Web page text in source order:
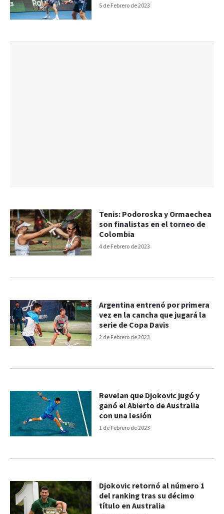
5 de Febrero de 2023
4 de Febrero de 2023
Tenis: Podoroska y Ormaechea
son finalistas en el torneo de
Colombia
2 de Febrero de 2023
Argentina entrenó por primera
vez en la cancha que jugará la
serie de Copa Davis
1 de Febrero de 2023
Revelan que Djokovic jugó y
ganó el Abierto de Australia
con una lesión
Djokovic retornó al número 1
del ranking tras su décimo
título en Australia